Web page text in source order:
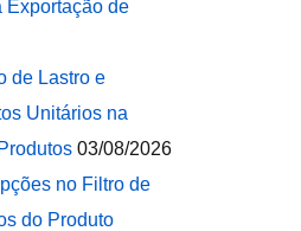
Exportação de
de Lastro e
Unitários na
03/08/2026
no Filtro de
do Produto